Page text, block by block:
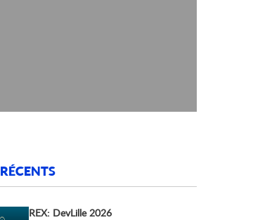
RÉCENTS
REX: DevLille 2026